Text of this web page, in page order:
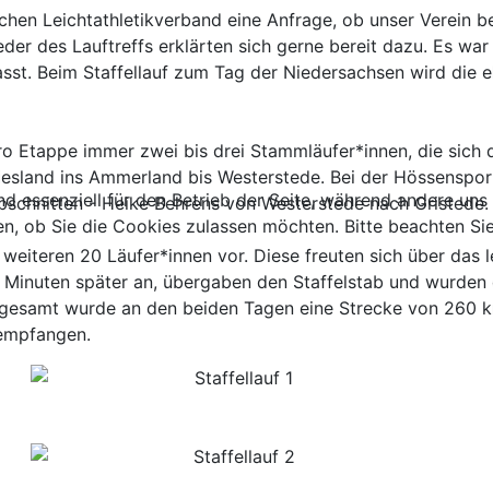
Leichtathletikverband eine Anfrage, ob unser Verein
des Lauftreffs erklärten sich gerne bereit dazu. Es
Beim Staffellauf zum Tag der Niedersachsen wird die
Etappe immer zwei bis drei Stammläufer*innen, die
ins Ammerland bis Westerstede. Bei der
- Heike Behrens von Westerstede nach Gristede.
20 Läufer*innen vor. Diese freuten sich über
später an, übergaben den Staffelstab und
wurde an den beiden Tagen eine Strecke von
essenziell für den Betrieb der Seite, während andere
ob Sie die Cookies zulassen möchten. Bitte beachten